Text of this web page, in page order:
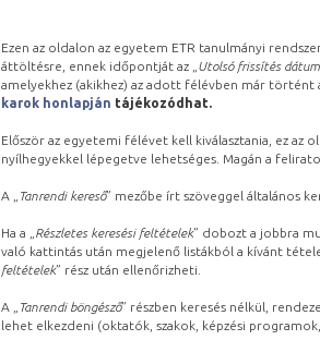
Ezen az oldalon az egyetem ETR tanulmányi
áttöltésre, ennek időpontját az „ Utolsó frissítés
amelyekhez (akikhez) az adott félévben már történt
karok honlapján tájékozódhat.
Először az egyetemi félévet kell kiválasztania, ez az
nyílhegyekkel lépegetve lehetséges. Magán a
A „ Tanrendi kereső” mezőbe írt szöveggel általános
Ha a „ Részletes keresési feltételek” dobozt a jobbra
való kattintás után megjelenő listákból a kívánt
feltételek” rész után ellenőrizheti.
A „ Tanrendi böngésző” részben keresés nélkül,
lehet elkezdeni (oktatók, szakok, képzési